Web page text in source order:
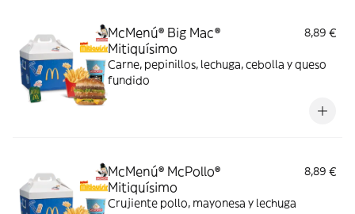
McMenú® Big Mac®
Mitiquísimo
8,89 €
Carne, pepinillos, lechuga, cebolla y queso
fundido
McMenú® McPollo®
Mitiquísimo
8,89 €
Crujiente pollo, mayonesa y lechuga